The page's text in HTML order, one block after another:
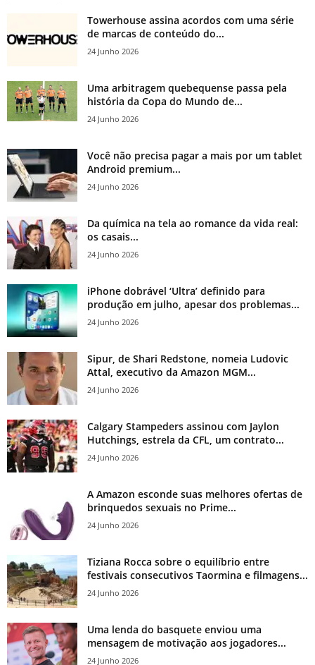
Towerhouse assina acordos com uma série
de marcas de conteúdo do...
24 Junho 2026
Uma arbitragem quebequense passa pela
história da Copa do Mundo de...
24 Junho 2026
Você não precisa pagar a mais por um tablet
Android premium...
24 Junho 2026
Da química na tela ao romance da vida real:
os casais...
24 Junho 2026
iPhone dobrável ‘Ultra’ definido para
produção em julho, apesar dos problemas...
24 Junho 2026
Sipur, de Shari Redstone, nomeia Ludovic
Attal, executivo da Amazon MGM...
24 Junho 2026
Calgary Stampeders assinou com Jaylon
Hutchings, estrela da CFL, um contrato...
24 Junho 2026
A Amazon esconde suas melhores ofertas de
brinquedos sexuais no Prime...
24 Junho 2026
Tiziana Rocca sobre o equilíbrio entre
festivais consecutivos Taormina e filmagens...
24 Junho 2026
Uma lenda do basquete enviou uma
mensagem de motivação aos jogadores...
24 Junho 2026